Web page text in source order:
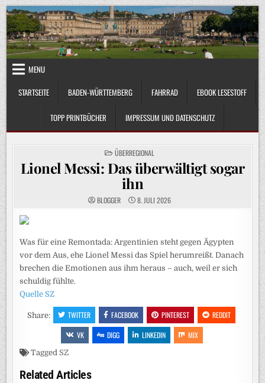
Skip
to
content
MENU
STARTSEITE
BADEN-WÜRTTEMBERG FAHRRAD EBOOK LESESTOFF
TOPP PRINTBÜCHER IMPRESSUM UND DATENSCHUTZ
POSTED
IN
ÜBERREGIONAL
Lionel Messi: Das überwältigt sogar
ihn
BLOGGER 8. JULI 2026
Was für eine Remontada: Argentinien steht gegen Ägypten
vor dem Aus, ehe Lionel Messi das Spiel herumreißt. Danach
brechen die Emotionen aus ihm heraus – auch, weil er sich
schuldig fühlte.
Quelle SZ
Share: TWITTER FACEBOOK PINTEREST
REDDIT
VK
DIGG LINKEDIN MIX
Tagged SZ
Related Articles